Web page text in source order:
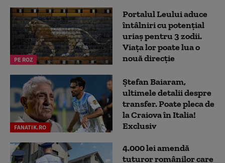
PE ROZ
Portalul Leului aduce
întâlniri cu potențial
uriaș pentru 3 zodii.
Viața lor poate lua o
nouă direcție
FANATIK.RO
Ștefan Baiaram,
ultimele detalii despre
transfer. Poate pleca de
la Craiova în Italia!
Exclusiv
4.000 lei amendă
tuturor românilor care